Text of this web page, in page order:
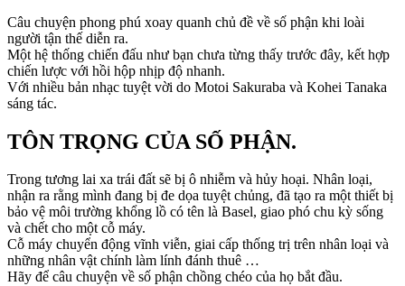
Câu chuyện phong phú xoay quanh chủ đề về số phận khi loài
người tận thế diễn ra.
Một hệ thống chiến đấu như bạn chưa từng thấy trước đây, kết hợp
chiến lược với hồi hộp nhịp độ nhanh.
Với nhiều bản nhạc tuyệt vời do Motoi Sakuraba và Kohei Tanaka
sáng tác.
TÔN TRỌNG CỦA SỐ PHẬN.
Trong tương lai xa trái đất sẽ bị ô nhiễm và hủy hoại. Nhân loại,
nhận ra rằng mình đang bị đe dọa tuyệt chủng, đã tạo ra một thiết bị
bảo vệ môi trường khổng lồ có tên là Basel, giao phó chu kỳ sống
và chết cho một cỗ máy.
Cỗ máy chuyển động vĩnh viễn, giai cấp thống trị trên nhân loại và
những nhân vật chính làm lính đánh thuê …
Hãy để câu chuyện về số phận chồng chéo của họ bắt đầu.